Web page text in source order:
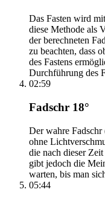
Das Fasten wird
diese Methode als
der berechneten
zu beachten, dass
des Fastens
Durchführung des
02:59
Fadschr 18°
Der wahre
ohne
die nach dieser
gibt jedoch die
warten, bis man
05:44